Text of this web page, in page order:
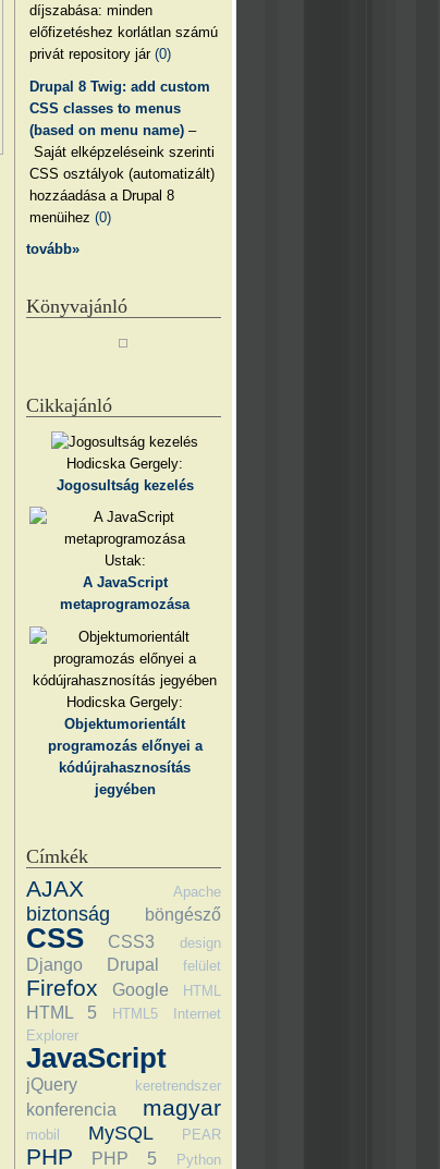
díjszabása: minden
előfizetéshez korlátlan számú
privát repository jár(0)
Drupal 8 Twig: add custom
CSS classes to menus
(based on menu name) –
Saját elképzeléseink szerinti
CSS osztályok (automatizált)
hozzáadása a Drupal 8
menüihez(0)
tovább»
Könyvajánló
Cikkajánló
Hodicska Gergely:
Jogosultság kezelés
Ustak:
A JavaScript
metaprogramozása
Hodicska Gergely:
Objektumorientált
programozás előnyei a
kódújrahasznosítás
jegyében
Címkék
AJAX Apache
biztonság böngésző
CSS CSS3 design
Django Drupal felület
Firefox Google HTML
HTML 5 HTML5
Internet
Explorer
JavaScript
jQuery keretrendszer
konferencia magyar
mobil MySQL PEAR
PHP PHP 5 Python